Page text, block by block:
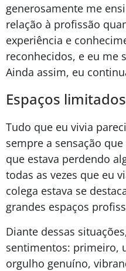
generosamente me
relação à profissão
experiência e
reconhecidos, e eu me
Ainda assim, eu
Espaços limitados
Tudo que eu vivia
sempre a sensação
que estava perdendo
todas as vezes que eu
colega estava se
grandes espaços
Diante dessas
sentimentos: primeiro,
orgulho genuíno,